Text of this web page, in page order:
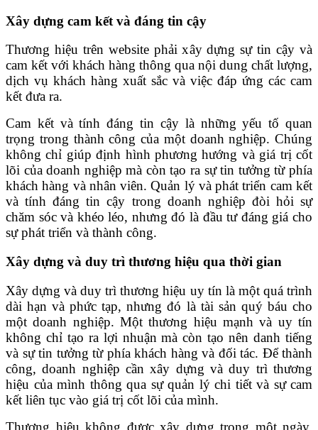
Xây dựng cam kết và đáng tin cậy
Thương hiệu trên website phải xây dựng sự tin cậy và
cam kết với khách hàng thông qua nội dung chất lượng,
dịch vụ khách hàng xuất sắc và việc đáp ứng các cam
kết đưa ra.
Cam kết và tính đáng tin cậy là những yếu tố quan
trọng trong thành công của một doanh nghiệp. Chúng
không chỉ giúp định hình phương hướng và giá trị cốt
lõi của doanh nghiệp mà còn tạo ra sự tin tưởng từ phía
khách hàng và nhân viên. Quản lý và phát triển cam kết
và tính đáng tin cậy trong doanh nghiệp đòi hỏi sự
chăm sóc và khéo léo, nhưng đó là đầu tư đáng giá cho
sự phát triển và thành công.
Xây dựng và duy trì thương hiệu qua thời gian
Xây dựng và duy trì thương hiệu uy tín là một quá trình
dài hạn và phức tạp, nhưng đó là tài sản quý báu cho
một doanh nghiệp. Một thương hiệu mạnh và uy tín
không chỉ tạo ra lợi nhuận mà còn tạo nên danh tiếng
và sự tin tưởng từ phía khách hàng và đối tác. Để thành
công, doanh nghiệp cần xây dựng và duy trì thương
hiệu của mình thông qua sự quản lý chi tiết và sự cam
kết liên tục vào giá trị cốt lõi của mình.
Thương hiệu không được xây dựng trong một ngày.